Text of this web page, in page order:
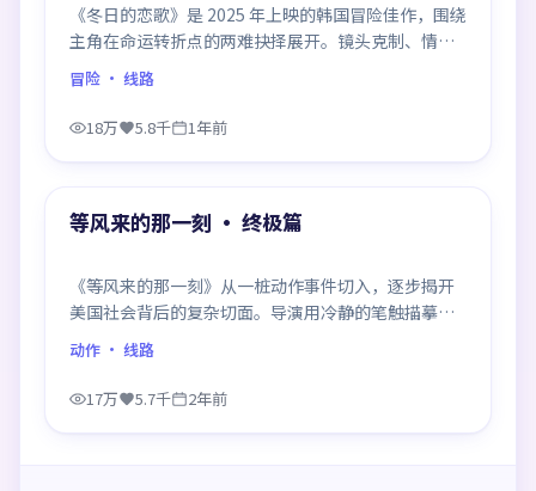
《冬日的恋歌》是 2025 年上映的韩国冒险佳作，围绕
主角在命运转折点的两难抉择展开。镜头克制、情感
浓烈，伏笔层层铺陈，结尾出人意料，是同类题材中
口碑回潮的一部。
冒险 · 线路
18万 5.8千 1年前
热门
等风来的那一刻 · 终极篇
《等风来的那一刻》从一桩动作事件切入，逐步揭开
美国社会背后的复杂切面。导演用冷静的笔触描摹人
物挣扎，沉浸感极强，看完后劲十足。
动作 · 线路
17万 5.7千 2年前